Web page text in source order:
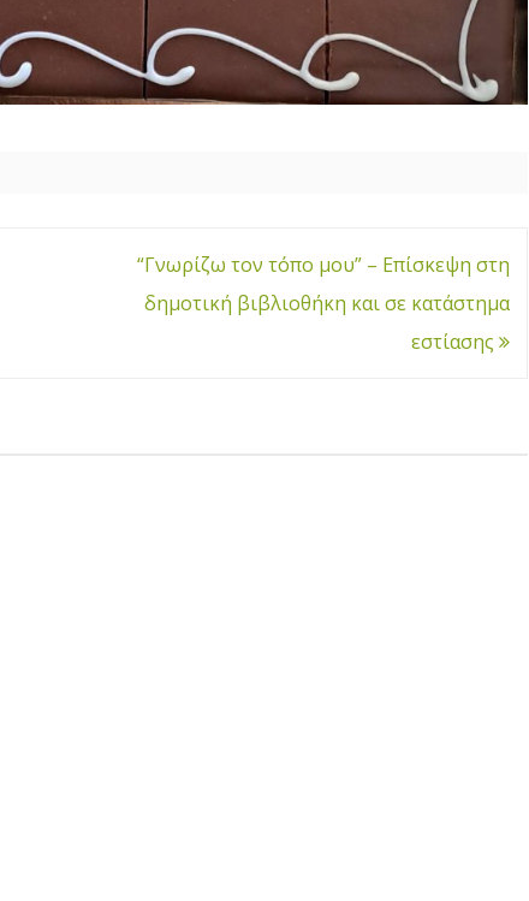
“Γνωρίζω τον τόπο μου” – Επίσκεψη στη
δημοτική βιβλιοθήκη και σε κατάστημα
εστίασης